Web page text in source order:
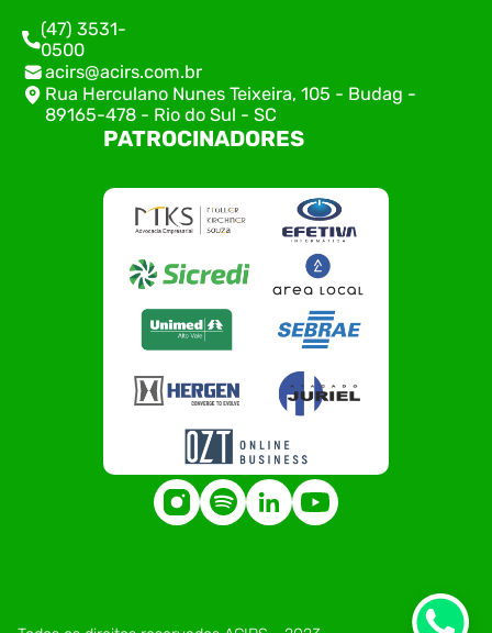
(47) 3531-
0500
acirs@acirs.com.br
Rua Herculano Nunes Teixeira, 105 - Budag -
89165-478 - Rio do Sul - SC
PATROCINADORES